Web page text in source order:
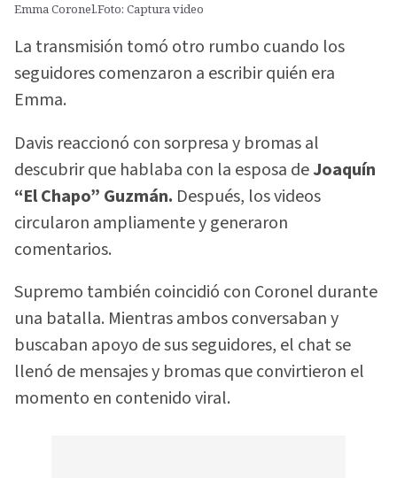
Emma Coronel.Foto: Captura video
La transmisión tomó otro rumbo cuando los
seguidores comenzaron a escribir quién era
Emma.
Davis reaccionó con sorpresa y bromas al
descubrir que hablaba con la esposa deJoaquín
“El Chapo” Guzmán. Después, los videos
circularon ampliamente y generaron
comentarios.
Supremo también coincidió con Coronel durante
una batalla. Mientras ambos conversaban y
buscaban apoyo de sus seguidores, el chat se
llenó de mensajes y bromas que convirtieron el
momento en contenido viral.